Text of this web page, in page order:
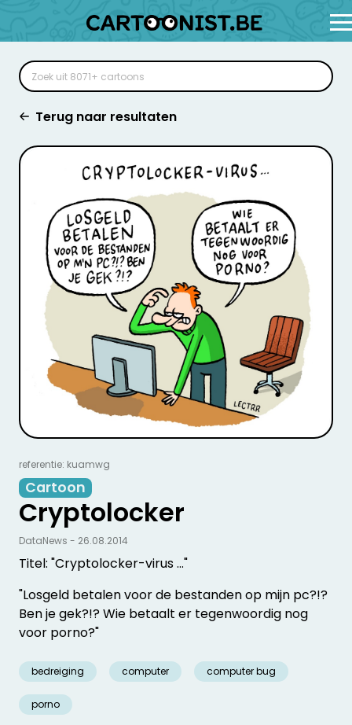
Terug naar resultaten
referentie: kuamwg
Cartoon
Cryptolocker
Titel: "Cryptolocker-virus ..."
"Losgeld betalen voor de bestanden op mijn pc?!?
Ben je gek?!? Wie betaalt er tegenwoordig nog
voor porno?"
bedreiging computer computer bug
porno
DataNews - 26.08.2014